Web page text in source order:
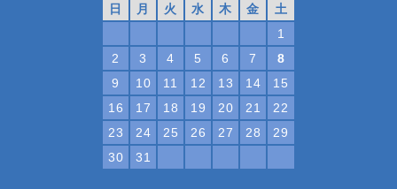
日 月 火 水 木 金
土
1
2
3 4 5 6 7
8
9
10 11 12 13 14
15
16
17 18 19 20 21
22
23
24 25 26 27 28
29
30
31